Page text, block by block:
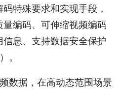
特殊要求和实现手段，
编码、可伸缩视频编码
息、支持数据安全保护
。
据，在高动态范围场景